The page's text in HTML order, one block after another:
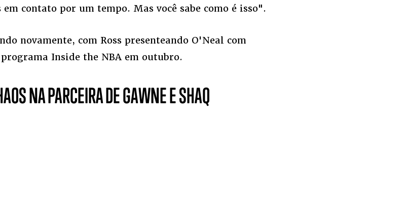
contato por um tempo. Mas você sabe como é isso".
novamente, com Ross presenteando O'Neal com
Inside the NBA em outubro.
NA PARCEIRA DE GAWNE E SHAQ